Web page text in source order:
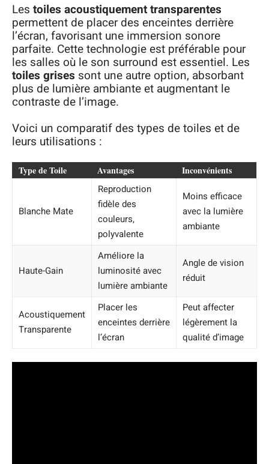
Les toiles acoustiquement transparentes
permettent de placer des enceintes derrière
l’écran, favorisant une immersion sonore
parfaite. Cette technologie est préférable pour
les salles où le son surround est essentiel. Les
toiles grises sont une autre option, absorbant
plus de lumière ambiante et augmentant le
contraste de l’image.
Voici un comparatif des types de toiles et de
leurs utilisations :
Type de Toile Avantages Inconvénients
Blanche Mate
Reproduction
fidèle des
couleurs,
polyvalente
Moins efficace
avec la lumière
ambiante
Haute-Gain
Améliore la
luminosité avec
lumière ambiante
Angle de vision
réduit
Acoustiquement
Transparente
Placer les
enceintes derrière
l’écran
Peut affecter
légèrement la
qualité d’image